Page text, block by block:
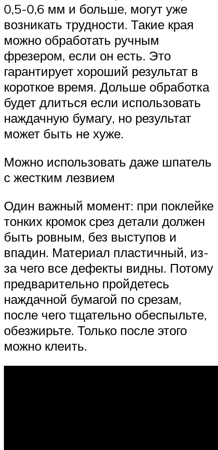
0,5-0,6 мм и больше, могут уже
возникать трудности. Такие края
можно обработать ручным
фрезером, если он есть. Это
гарантирует хороший результат в
короткое время. Дольше обработка
будет длиться если использовать
наждачную бумагу, но результат
может быть не хуже.
Можно использовать даже шпатель
с жестким лезвием
Один важный момент: при поклейке
тонких кромок срез детали должен
быть ровным, без выступов и
впадин. Материал пластичный, из-
за чего все дефекты видны. Потому
предварительно пройдетесь
наждачной бумагой по срезам,
после чего тщательно обеспыльте,
обезжирьте. Только после этого
можно клеить.